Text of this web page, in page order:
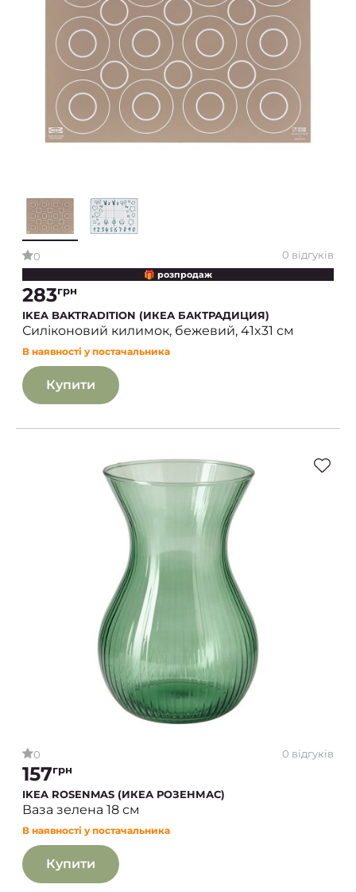
0 0 відгуків
🎁 розпродаж
283грн
IKEA BAKTRADITION (ИКЕА БАКТРАДИЦИЯ)
Силіконовий килимок, бежевий, 41x31 см
В наявності у постачальника
Купити
0 0 відгуків
157грн
IKEA ROSENMAS (ИКЕА РОЗЕНМАС)
Ваза зелена 18 см
В наявності у постачальника
Купити